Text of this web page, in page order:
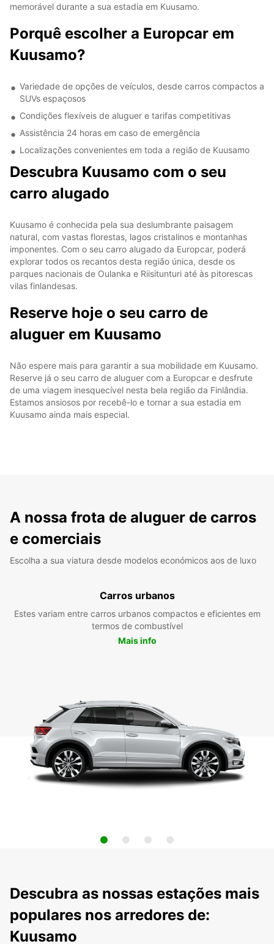
memorável durante a sua estadia em Kuusamo.
Porquê escolher a Europcar em
Kuusamo?
Variedade de opções de veículos, desde carros compactos a
SUVs espaçosos
Condições flexíveis de aluguer e tarifas competitivas
Assistência 24 horas em caso de emergência
Localizações convenientes em toda a região de Kuusamo
Descubra Kuusamo com o seu
carro alugado
Kuusamo é conhecida pela sua deslumbrante paisagem
natural, com vastas florestas, lagos cristalinos e montanhas
imponentes. Com o seu carro alugado da Europcar, poderá
explorar todos os recantos desta região única, desde os
parques nacionais de Oulanka e Riisitunturi até às pitorescas
vilas finlandesas.
Reserve hoje o seu carro de
aluguer em Kuusamo
Não espere mais para garantir a sua mobilidade em Kuusamo.
Reserve já o seu carro de aluguer com a Europcar e desfrute
de uma viagem inesquecível nesta bela região da Finlândia.
Estamos ansiosos por recebê-lo e tornar a sua estadia em
Kuusamo ainda mais especial.
A nossa frota de aluguer de carros
e comerciais
Escolha a sua viatura desde modelos económicos aos de luxo
Carros urbanos
Estes variam entre carros urbanos compactos e eficientes em
termos de combustível
Mais info
Descubra as nossas estações mais
populares nos arredores de:
Kuusamo